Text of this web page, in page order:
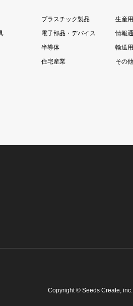
プラスチック製品
生産
電子部品・デバイス
情報
半導体
輸送
住宅産業
その他
Copyright © Seeds Create, inc